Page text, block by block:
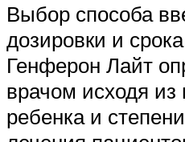
Выбор способа
дозировки и
Генферон Лайт
врачом исходя из
ребенка и